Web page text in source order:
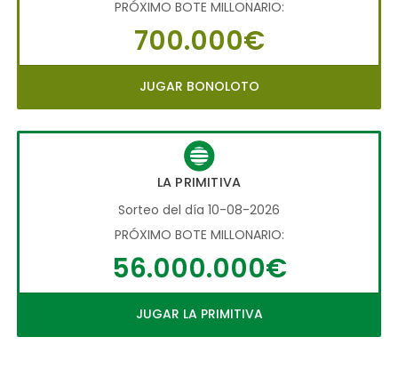
PRÓXIMO BOTE MILLONARIO:
700.000€
JUGAR BONOLOTO
LA PRIMITIVA
Sorteo del día 10-08-2026
PRÓXIMO BOTE MILLONARIO:
56.000.000€
JUGAR LA PRIMITIVA